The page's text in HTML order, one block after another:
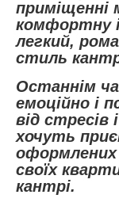
приміщенні
комфортну
легкий,
стиль
Останнім
емоційно і
від стресів
хочуть
оформлених
своїх
кантрі.